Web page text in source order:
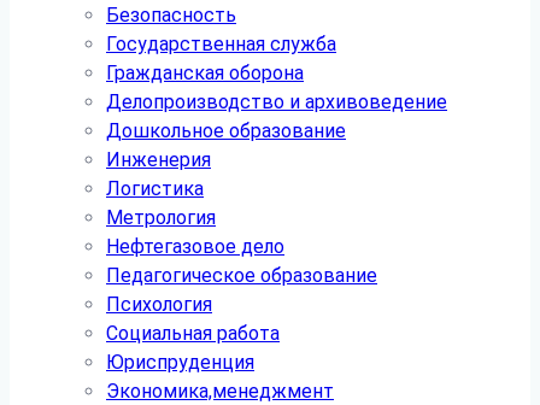
Безопасность
Государственная служба
Гражданская оборона
Делопроизводство и архивоведение
Дошкольное образование
Инженерия
Логистика
Метрология
Нефтегазовое дело
Педагогическое образование
Психология
Социальная работа
Юриспруденция
Экономика,менеджмент